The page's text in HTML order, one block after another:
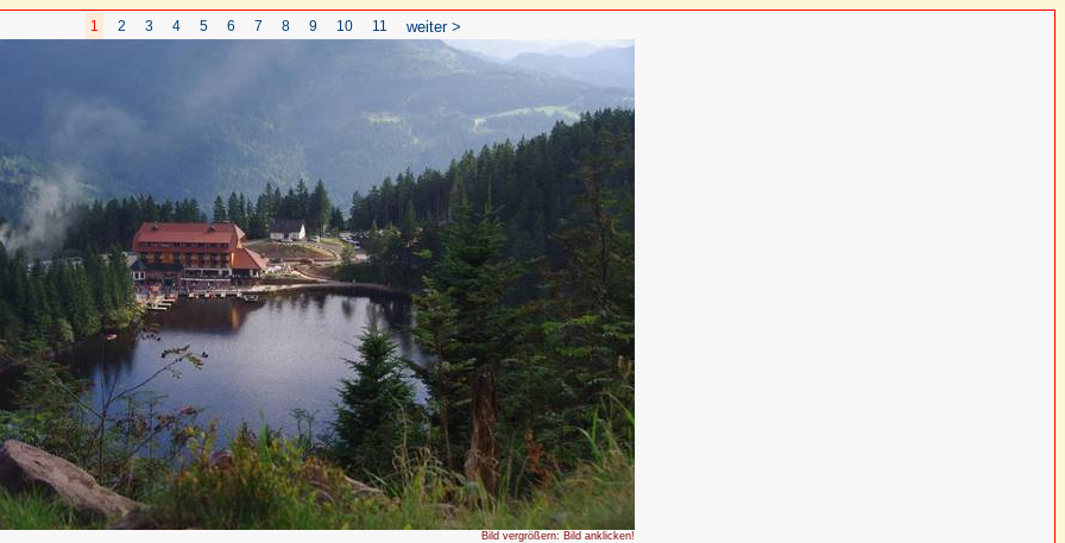
1 2 3 4 5 6 7 8 9 10 11 weiter >
Bild vergrößern: Bild anklicken!